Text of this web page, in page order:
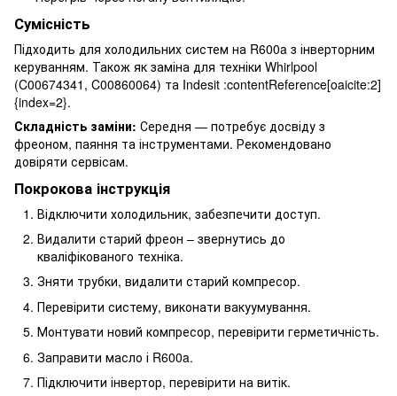
Сумісність
Підходить для холодильних систем на R600a з інверторним
керуванням. Також як заміна для техніки Whirlpool
(C00674341, C00860064) та Indesit :contentReference[oaicite:2]
{index=2}.
Складність заміни: Середня — потребує досвіду з
фреоном, паяння та інструментами. Рекомендовано
довіряти сервісам.
Покрокова інструкція
Відключити холодильник, забезпечити доступ.
Видалити старий фреон – звернутись до
кваліфікованого техніка.
Зняти трубки, видалити старий компресор.
Перевірити систему, виконати вакуумування.
Монтувати новий компресор, перевірити герметичність.
Заправити масло і R600a.
Підключити інвертор, перевірити на витік.